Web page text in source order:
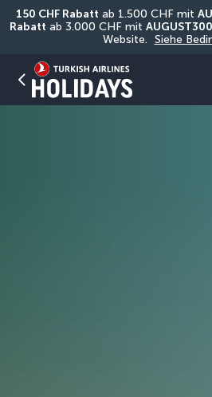
150 CHF Rabatt ab 1.500 CHF mit
Rabatt ab 3.000 CHF mit AUGUST300
Website. Siehe